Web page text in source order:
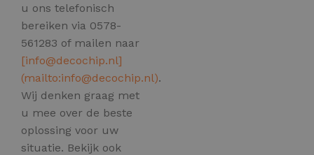
u ons telefonisch
bereiken via 0578-
561283 of mailen naar
[info@decochip.nl]
(mailto:info@decochip.nl).
Wij denken graag met
u mee over de beste
oplossing voor uw
situatie. Bekijk ook